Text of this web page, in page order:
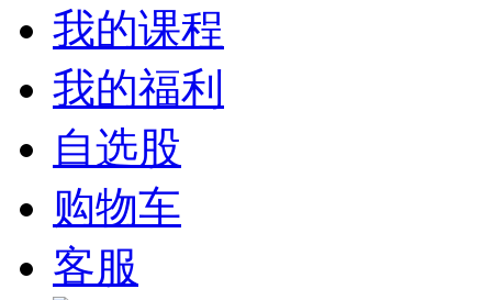
我的课程
我的福利
自选股
购物车
客服